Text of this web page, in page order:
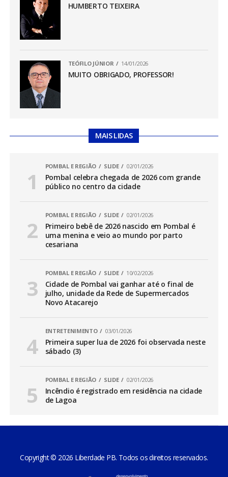
HUMBERTO TEIXEIRA
TEÓFILO JÚNIOR 14/01/2026
MUITO OBRIGADO, PROFESSOR!
MAIS LIDAS
POMBAL E REGIÃO SLIDE 02/01/2026
Pombal celebra chegada de 2026 com grande
público no centro da cidade
POMBAL E REGIÃO SLIDE 02/01/2026
Primeiro bebê de 2026 nascido em Pombal é
uma menina e veio ao mundo por parto
cesariana
POMBAL E REGIÃO SLIDE 10/02/2026
Cidade de Pombal vai ganhar até o final de
julho, unidade da Rede de Supermercados
Novo Atacarejo
ENTRETENIMENTO 03/01/2026
Primeira super lua de 2026 foi observada neste
sábado (3)
POMBAL E REGIÃO SLIDE 02/01/2026
Incêndio é registrado em residência na cidade
de Lagoa
Copyright © 2026 Liberdade PB. Todos os direitos reservados.